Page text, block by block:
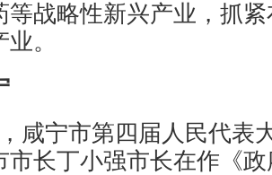
等战略性新兴产业，抓
。
宁市第四届人民代表
市长丁小强市长在作《